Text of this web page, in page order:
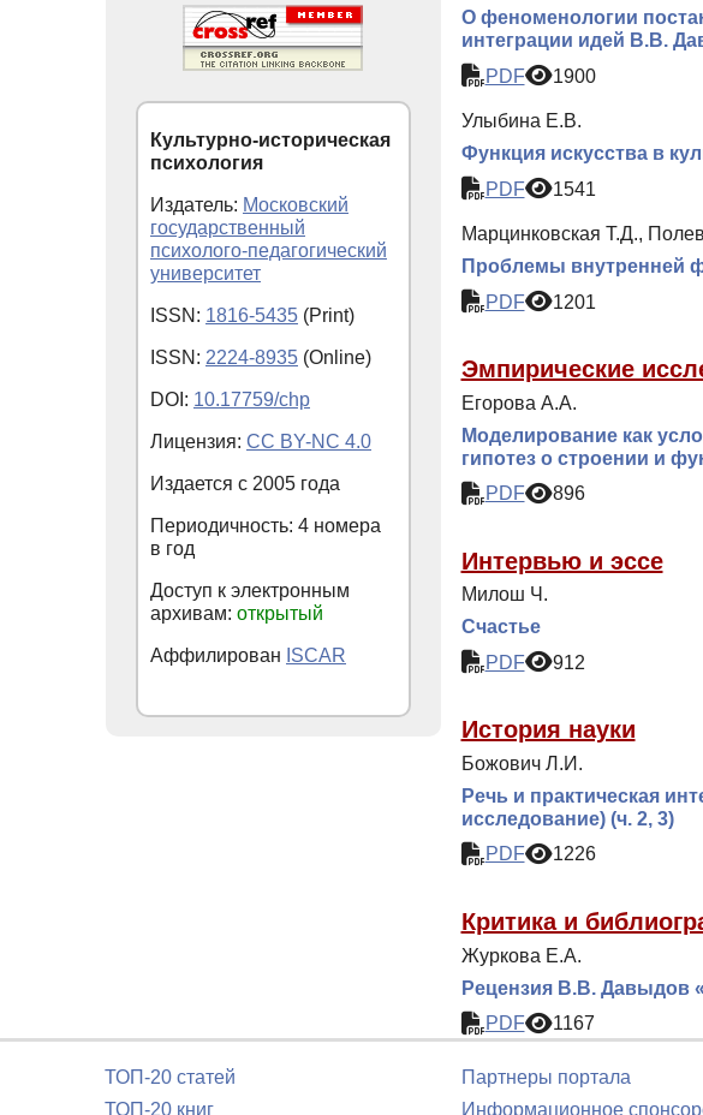
О феноменологии
интеграции идей В.В.
PDF
1900
Улыбина Е.В.
Функция искусства в
PDF
1541
Марцинковская Т.Д.,
Проблемы внутренней
PDF
1201
Эмпирические
Егорова А.А.
Моделирование как
гипотез о строении и
PDF
896
Интервью и эссе
Милош Ч.
Счастье
PDF
912
История науки
Божович Л.И.
Речь и практическая
исследование) (ч. 2, 3)
PDF
1226
Критика и
Журкова Е.А.
Рецензия В.В. Давыдов
PDF
1167
Культурно-историческая
психология
Издатель: Московский
государственный
психолого-педагогический
университет
ISSN: 1816-5435 (Print)
ISSN: 2224-8935 (Online)
DOI: 10.17759/chp
Лицензия: CC BY-NC 4.0
Издается с 2005 года
Периодичность: 4 номера
в год
Доступ к электронным
архивам: открытый
Аффилирован ISCAR
ТОП-20 статей
ТОП-20 книг
Партнеры портала
Информационное